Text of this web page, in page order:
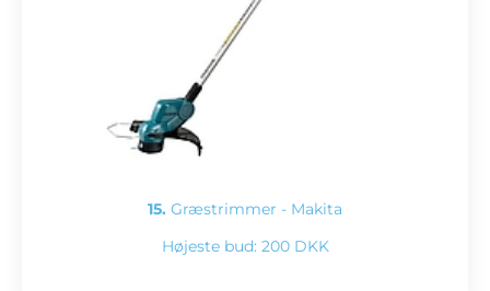
15. Græstrimmer - Makita
Højeste bud: 200 DKK